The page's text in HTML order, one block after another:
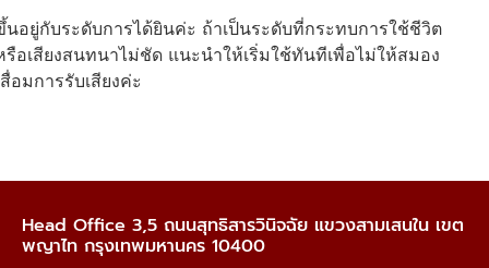
นอยู่กับระดับการได้ยินค่ะ ถ้าเป็นระดับที่กระทบการใช้ชีวิต
รือเสียงสนทนาไม่ชัด แนะนำให้เริ่มใช้ทันทีเพื่อไม่ให้สมอง
สื่อมการรับเสียงค่ะ
Head Office 3,5 ถนนสุทธิสารวินิจฉัย แขวงสามเสนใน เขต
พญาไท กรุงเทพมหานคร 10400